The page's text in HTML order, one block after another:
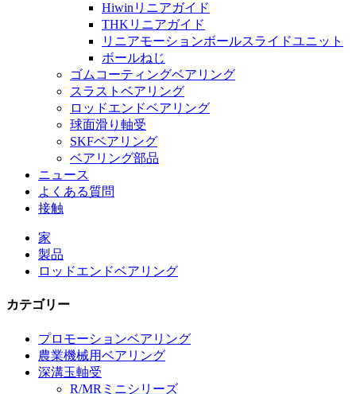
Hiwinリニアガイド
THKリニアガイド
リニアモーションボールスライドユニット
ボールねじ
ゴムコーティングベアリング
スラストベアリング
ロッドエンドベアリング
球面滑り軸受
SKFベアリング
ベアリング部品
ニュース
よくある質問
接触
家
製品
ロッドエンドベアリング
カテゴリー
プロモーションベアリング
農業機械用ベアリング
深溝玉軸受
R/MRミニシリーズ